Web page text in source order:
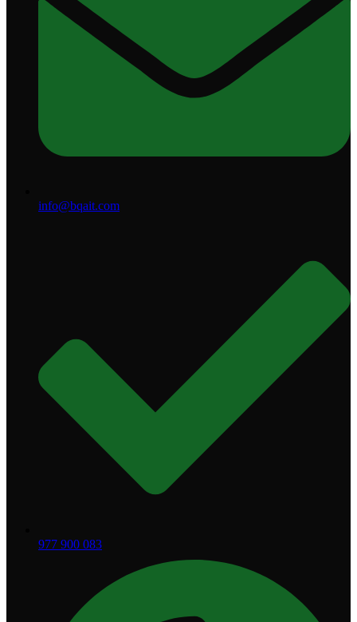
info@bqait.com
977 900 083